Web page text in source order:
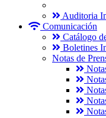
Auditoria
Comunicación
Catálogo
Boletines
Notas de